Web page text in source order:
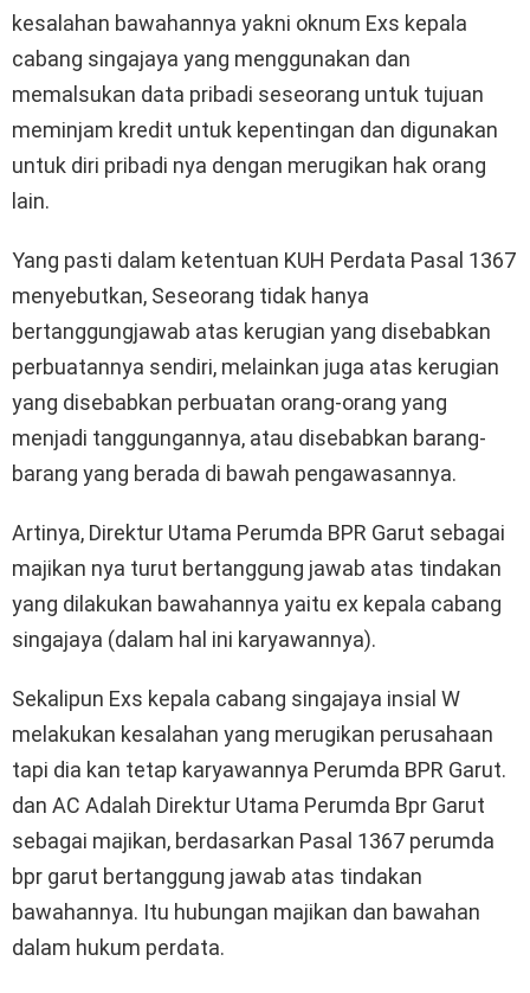
kesalahan bawahannya yakni oknum Exs kepala
cabang singajaya yang menggunakan dan
memalsukan data pribadi seseorang untuk tujuan
meminjam kredit untuk kepentingan dan digunakan
untuk diri pribadi nya dengan merugikan hak orang
lain.
Yang pasti dalam ketentuan KUH Perdata Pasal 1367
menyebutkan, Seseorang tidak hanya
bertanggungjawab atas kerugian yang disebabkan
perbuatannya sendiri, melainkan juga atas kerugian
yang disebabkan perbuatan orang-orang yang
menjadi tanggungannya, atau disebabkan barang-
barang yang berada di bawah pengawasannya.
Artinya, Direktur Utama Perumda BPR Garut sebagai
majikan nya turut bertanggung jawab atas tindakan
yang dilakukan bawahannya yaitu ex kepala cabang
singajaya (dalam hal ini karyawannya).
Sekalipun Exs kepala cabang singajaya insial W
melakukan kesalahan yang merugikan perusahaan
tapi dia kan tetap karyawannya Perumda BPR Garut.
dan AC Adalah Direktur Utama Perumda Bpr Garut
sebagai majikan, berdasarkan Pasal 1367 perumda
bpr garut bertanggung jawab atas tindakan
bawahannya. Itu hubungan majikan dan bawahan
dalam hukum perdata.